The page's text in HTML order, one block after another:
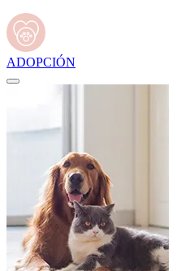
ADOPCIÓN